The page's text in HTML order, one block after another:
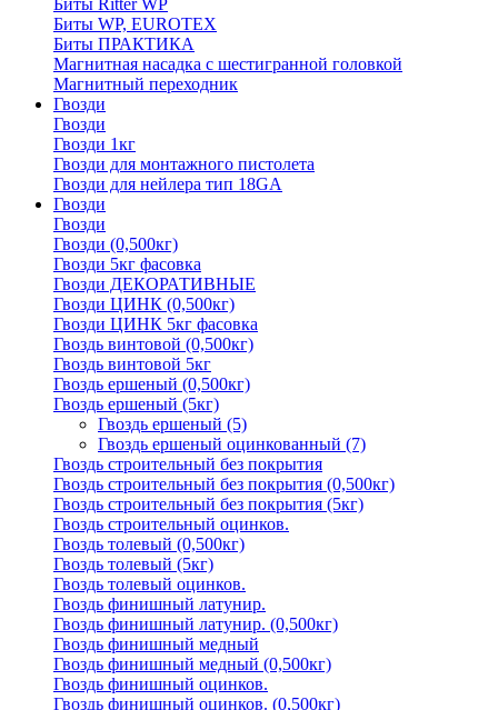
Биты Ritter WP
Биты WP, EUROTEX
Биты ПРАКТИКА
Магнитная насадка с шестигранной головкой
Магнитный переходник
Гвозди
Гвозди
Гвозди 1кг
Гвозди для монтажного пистолета
Гвозди для нейлера тип 18GA
Гвозди
Гвозди
Гвозди (0,500кг)
Гвозди 5кг фасовка
Гвозди ДЕКОРАТИВНЫЕ
Гвозди ЦИНК (0,500кг)
Гвозди ЦИНК 5кг фасовка
Гвоздь винтовой (0,500кг)
Гвоздь винтовой 5кг
Гвоздь ершеный (0,500кг)
Гвоздь ершеный (5кг)
Гвоздь ершеный (5)
Гвоздь ершеный оцинкованный (7)
Гвоздь строительный без покрытия
Гвоздь строительный без покрытия (0,500кг)
Гвоздь строительный без покрытия (5кг)
Гвоздь строительный оцинков.
Гвоздь толевый (0,500кг)
Гвоздь толевый (5кг)
Гвоздь толевый оцинков.
Гвоздь финишный латунир.
Гвоздь финишный латунир. (0,500кг)
Гвоздь финишный медный
Гвоздь финишный медный (0,500кг)
Гвоздь финишный оцинков.
Гвоздь финишный оцинков. (0,500кг)